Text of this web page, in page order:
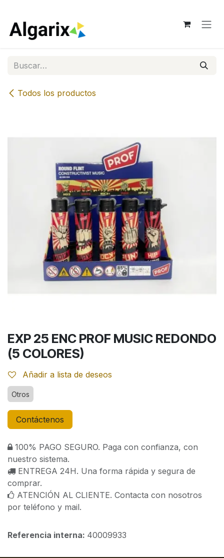
Todos los productos
EXP 25 ENC PROF MUSIC REDONDO
(5 COLORES)
Añadir a lista de deseos
Otros
Contáctenos
100% PAGO SEGURO. Paga con confianza, con
nuestro sistema.
ENTREGA 24H. Una forma rápida y segura de
comprar.
ATENCIÓN AL CLIENTE. Contacta con nosotros
por teléfono y mail.
Referencia interna: 40009933